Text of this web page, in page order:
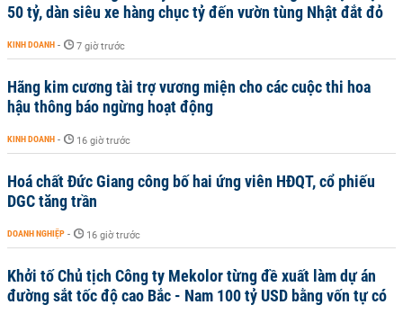
50 tỷ, dàn siêu xe hàng chục tỷ đến vườn tùng Nhật đắt đỏ
KINH DOANH - 7 giờ trước
Hãng kim cương tài trợ vương miện cho các cuộc thi hoa
hậu thông báo ngừng hoạt động
KINH DOANH - 16 giờ trước
Hoá chất Đức Giang công bố hai ứng viên HĐQT, cổ phiếu
DGC tăng trần
DOANH NGHIỆP - 16 giờ trước
Khởi tố Chủ tịch Công ty Mekolor từng đề xuất làm dự án
đường sắt tốc độ cao Bắc - Nam 100 tỷ USD bằng vốn tự có